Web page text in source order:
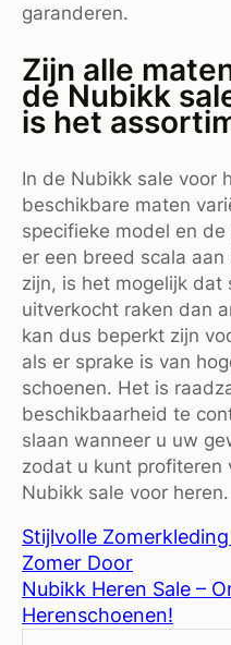
garanderen.
Zijn alle
de Nubikk
is het
In de Nubikk sale voor
beschikbare maten
specifieke model en
er een breed scala
zijn, is het mogelijk dat
uitverkocht raken dan
kan dus beperkt zijn
als er sprake is van
schoenen. Het is
beschikbaarheid te
slaan wanneer u uw
zodat u kunt profiteren
Nubikk sale voor heren.
Stijlvolle
Zomer Door
Nubikk Heren Sale –
Herenschoenen!